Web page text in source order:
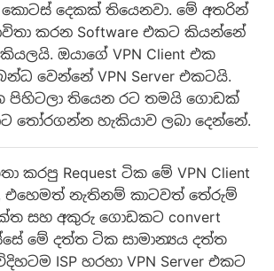
කොටස් දෙකක් තියෙනවා. මේ අතරින්
කරන Software එකට කියන්නේ
කියලයි. ඔයාගේ VPN Client එක
වෙන්නේ VPN Server එකටයි.
පිහිටලා තියෙන රට තමයි ගොඩක්
තෝරගන්න හැකියාව ලබා දෙන්නේ.
කරපු Request ටික මේ VPN Client
එහෙමත් නැතිනම් කාටවත් තේරුම්
සහ අකුරු ගොඩකට convert
මේ දත්ත ටික සාමාන්‍යය දත්ත
ISP හරහා VPN Server එකට